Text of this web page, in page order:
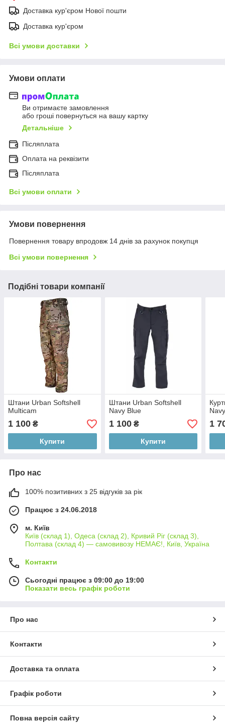
Доставка кур'єром Нової пошти
Доставка кур'єром
Всі умови доставки
Умови оплати
Ви отримаєте замовлення
або гроші повернуться на вашу картку
Детальніше
Післяплата
Оплата на реквізити
Післяплата
Всі умови оплати
Умови повернення
Повернення товару впродовж 14 днів за рахунок покупця
Всі умови повернення
Подібні товари компанії
Штани Urban Softshell
Multicam
1 100 ₴
Купити
Штани Urban Softshell
Navy Blue
1 100₴
Купити
1
Про нас
100% позитивних з 25 відгуків за рік
Працює з 24.06.2018
м. Київ
Київ (склад 1), Одеса (склад 2), Кривий Ріг (склад 3),
Полтава (склад 4) — самовивозу НЕМАЄ!, Київ, Україна
Контакти
Сьогодні працює з 09:00 до 19:00
Показати весь графік роботи
Про нас
Контакти
Доставка та оплата
Графік роботи
Повна версія сайту